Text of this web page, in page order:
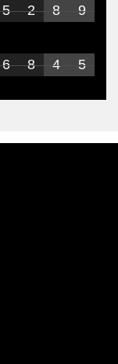
5 2 8 9
6 8 4 5